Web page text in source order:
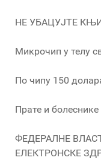
НЕ УБАЦУЈТЕ
Микрочип у телу
По чипу 150
Прате и болеснике
ФЕДЕРАЛНЕ
ЕЛЕКТРОНСКЕ